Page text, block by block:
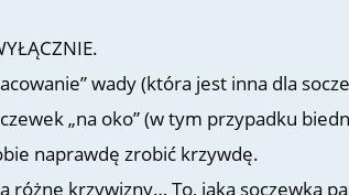
wady (która jest inna dla
„na oko” (w tym przypadku
naprawdę zrobić krzywdę.
różne krzywizny… To, jaka soczewka